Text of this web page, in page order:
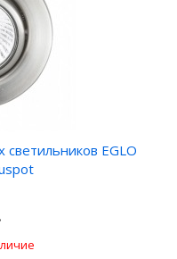
светильников EGLO